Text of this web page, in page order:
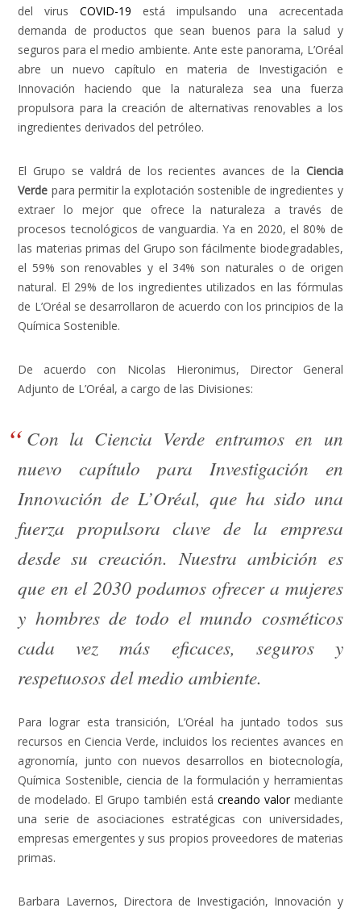
del virusCOVID-19 está impulsando una acrecentada
demanda de productos que sean buenos para la salud y
seguros para el medio ambiente. Ante este panorama, L’Oréal
abre un nuevo capítulo en materia de Investigación e
Innovación haciendo que la naturaleza sea una fuerza
propulsora para la creación de alternativas renovables a los
ingredientes derivados del petróleo.
El Grupo se valdrá de los recientes avances de la Ciencia
Verde para permitir la explotación sostenible de ingredientes y
extraer lo mejor que ofrece la naturaleza a través de
procesos tecnológicos de vanguardia. Ya en 2020, el 80% de
las materias primas del Grupo son fácilmente biodegradables,
el 59% son renovables y el 34% son naturales o de origen
natural. El 29% de los ingredientes utilizados en las fórmulas
de L’Oréal se desarrollaron de acuerdo con los principios de la
Química Sostenible.
De acuerdo con Nicolas Hieronimus, Director General
Adjunto de L’Oréal, a cargo de las Divisiones:
Con la Ciencia Verde entramos en un
nuevo capítulo para Investigación en
Innovación de L’Oréal, que ha sido una
fuerza propulsora clave de la empresa
desde su creación. Nuestra ambición es
que en el 2030 podamos ofrecer a mujeres
y hombres de todo el mundo cosméticos
cada vez más eficaces, seguros y
respetuosos del medio ambiente.
Para lograr esta transición, L’Oréal ha juntado todos sus
recursos en Ciencia Verde, incluidos los recientes avances en
agronomía, junto con nuevos desarrollos en biotecnología,
Química Sostenible, ciencia de la formulación y herramientas
de modelado. El Grupo también está creando valormediante
una serie de asociaciones estratégicas con universidades,
empresas emergentes y sus propios proveedores de materias
primas.
Barbara Lavernos, Directora de Investigación, Innovación y